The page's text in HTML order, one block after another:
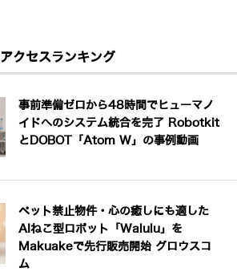
アクセスランキング
事前準備ゼロから48時間でヒューマノ
イドへのシステム統合を完了 Robotkit
とDOBOT「Atom W」の事例動画
ペット禁止物件・心の癒しにも適した
AIねこ型ロボット「Walulu」を
Makuakeで先行販売開始 グロウスコ
ム